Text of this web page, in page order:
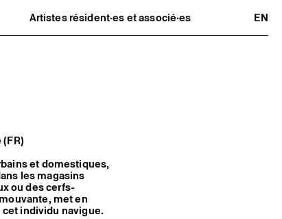
Artistes résident·es et associé·es
EN
Résident·es
et domestiques,
les magasins
ou des cerfs-
met en
cet individu navigue.